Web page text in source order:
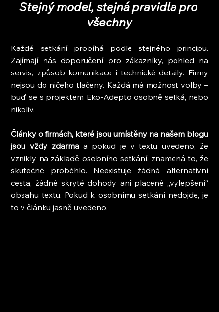
Stejný model, stejná pravidla pro
všechny
Každé setkání probíhá podle stejného principu.
Zajímají nás doporučení pro zákazníky, pohled na
servis, způsob komunikace i technické detaily. Firmy
nejsou do ničeho tlačeny. Každá má možnost volby –
buď se s projektem Eko-Adepto osobně setká, nebo
nikoliv.
Články o firmách, které jsou umístěny na našem blogu
jsou vždy zdarma a pokud je v textu uvedeno, že
vznikly na základě osobního setkání, znamená to, že
skutečně proběhlo. Neexistuje žádná alternativní
cesta, žádné skryté dohody ani placené „vylepšení“
obsahu textu. Pokud k osobnímu setkání nedojde, je
to v článku jasně uvedeno.